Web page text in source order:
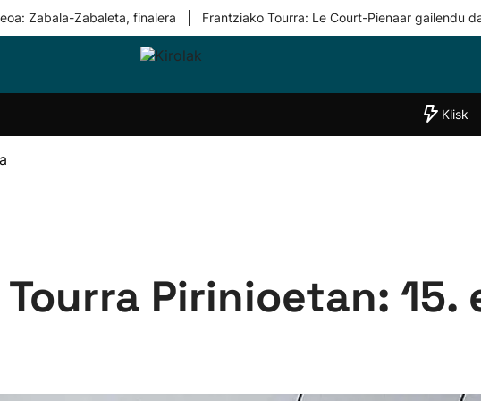
Zabala-Zabaleta, finalera Frantziako Tourra: Le Court-Pienaar gailendu
Taldeak
"Helmuga"
Klisk
Pirinioetan: 15.